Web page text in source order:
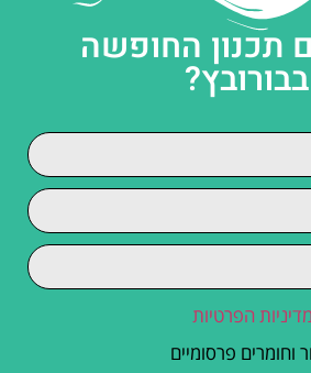
תכנון החופשה
בבורובץ?
מדיניות הפרטיות
פרסומיים